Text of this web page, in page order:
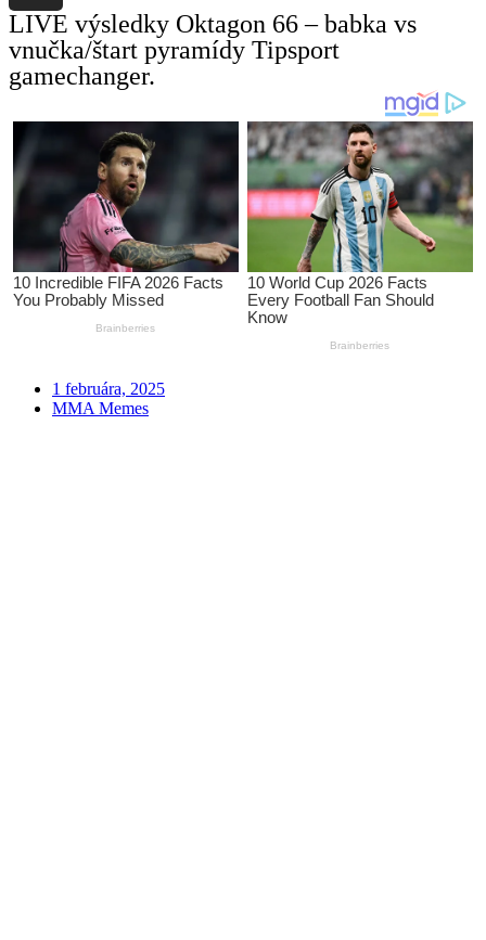
LIVE výsledky Oktagon 66 – babka vs
vnučka/štart pyramídy Tipsport
gamechanger.
1 februára, 2025
MMA Memes